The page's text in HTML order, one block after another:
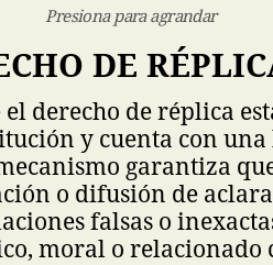
Presiona para agrandar
DE
derecho de réplica
y cuenta con
garantiza
o difusión de
falsas o
moral o relacionado